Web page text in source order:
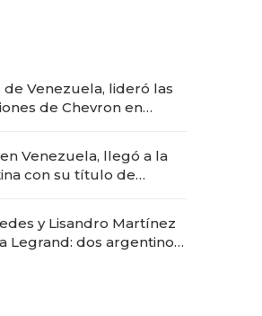
de Venezuela, lideró las
de Chevron en
Venezuela, llegó a la
con su título de
"fast premium"
y Lisandro Martínez
Legrand: dos argentinos